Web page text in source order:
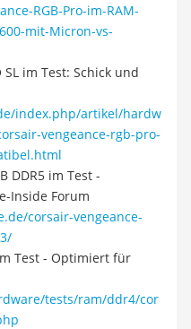
RGB-Pro-im-RAM-
mit-Micron-vs-
SL im Test: Schick und
index.php/artikel/hardw
vengeance-rgb-pro-
DDR5 im Test -
Inside Forum
corsair-vengeance-
Test - Optimiert für
tests/ram/ddr4/cor